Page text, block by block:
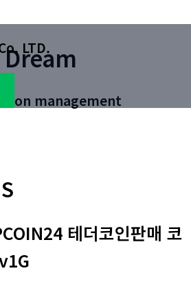
LTD.
management
테더코인판매 코